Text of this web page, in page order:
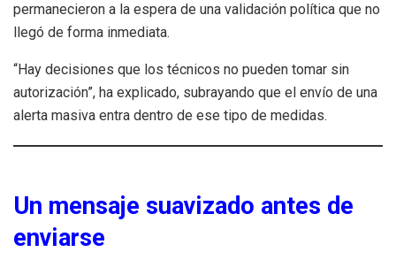
permanecieron a la espera de una validación política que no
llegó de forma inmediata.
“Hay decisiones que los técnicos no pueden tomar sin
autorización”, ha explicado, subrayando que el envío de una
alerta masiva entra dentro de ese tipo de medidas.
Un mensaje suavizado antes de
enviarse